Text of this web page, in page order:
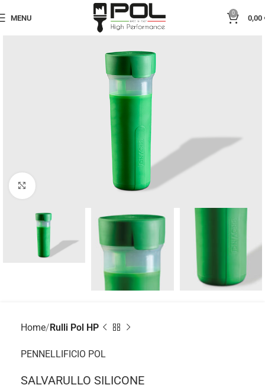
MENU
0
0,00
Click to enlarge
Home Rulli Pol HP
PENNELLIFICIO POL
SALVARULLO SILICONE